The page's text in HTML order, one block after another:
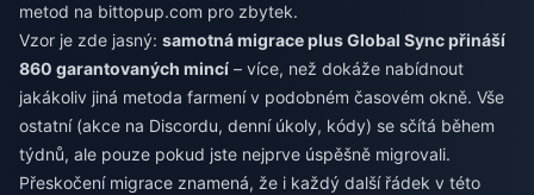
metod na bittopup.com pro zbytek.
Vzor je zde jasný: samotná migrace plus Global Sync přináší
860 garantovaných mincí – více, než dokáže nabídnout
jakákoliv jiná metoda farmení v podobném časovém okně. Vše
ostatní (akce na Discordu, denní úkoly, kódy) se sčítá během
týdnů, ale pouze pokud jste nejprve úspěšně migrovali.
Přeskočení migrace znamená, že i každý další řádek v této